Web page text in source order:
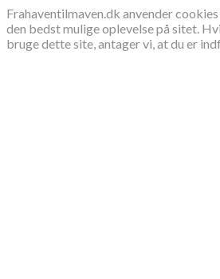
Frahaventilmaven.dk anvender
den bedst mulige oplevelse på sitet.
bruge dette site, antager vi, at du er